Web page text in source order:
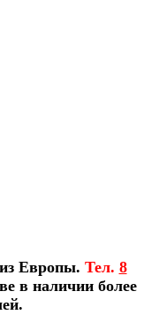
Европы. Тел. 8
в наличии более